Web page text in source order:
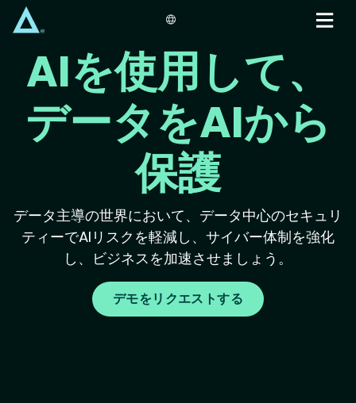
main
content
AIを使用して、
データをAIから
保護
データ主導の世界において、データ中心のセキュリ
ティーでAIリスクを軽減し、サイバー体制を強化
し、ビジネスを加速させましょう。
デモをリクエストする